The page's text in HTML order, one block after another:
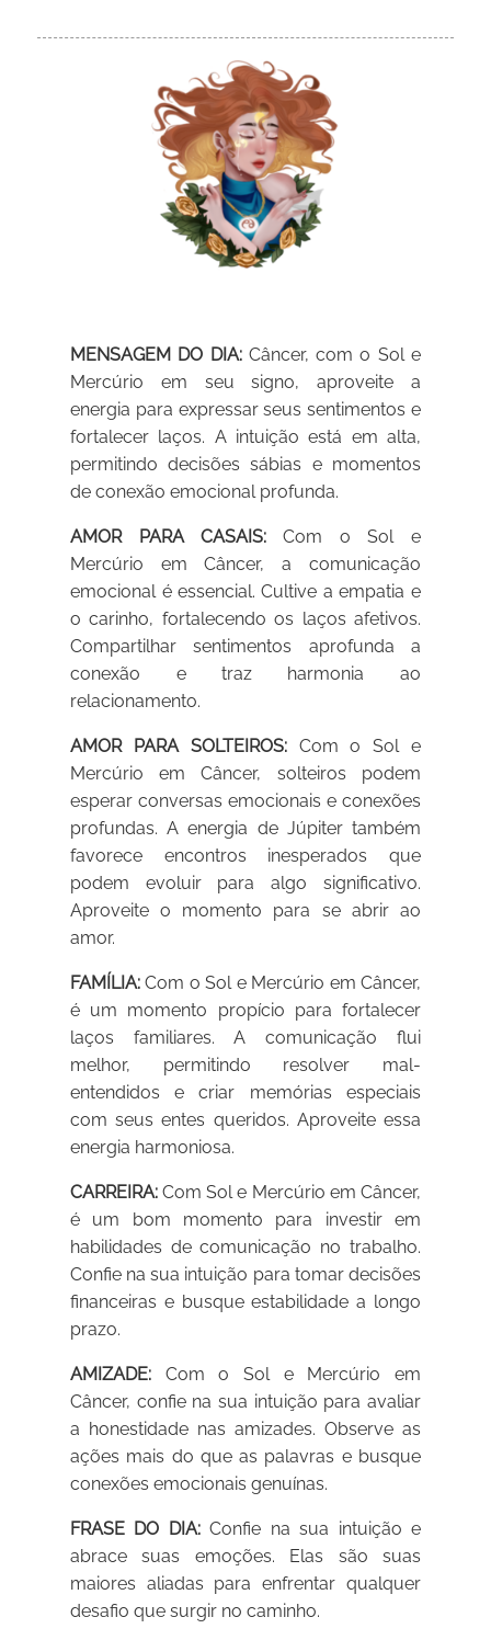
MENSAGEM DO DIA:Câncer, com o Sol e
Mercúrio em seu signo, aproveite a
energia para expressar seus sentimentos e
fortalecer laços. A intuição está em alta,
permitindo decisões sábias e momentos
de conexão emocional profunda.
AMOR PARA CASAIS: Com o Sol e
Mercúrio em Câncer, a comunicação
emocional é essencial. Cultive a empatia e
o carinho, fortalecendo os laços afetivos.
Compartilhar sentimentos aprofunda a
conexão e traz harmonia ao
relacionamento.
AMOR PARA SOLTEIROS:Com o Sol e
Mercúrio em Câncer, solteiros podem
esperar conversas emocionais e conexões
profundas. A energia de Júpiter também
favorece encontros inesperados que
podem evoluir para algo significativo.
Aproveite o momento para se abrir ao
amor.
FAMÍLIA: Com o Sol e Mercúrio em Câncer,
é um momento propício para fortalecer
laços familiares. A comunicação flui
melhor, permitindo resolver mal-
entendidos e criar memórias especiais
com seus entes queridos. Aproveite essa
energia harmoniosa.
CARREIRA: Com Sol e Mercúrio em Câncer,
é um bom momento para investir em
habilidades de comunicação no trabalho.
Confie na sua intuição para tomar decisões
financeiras e busque estabilidade a longo
prazo.
AMIZADE: Com o Sol e Mercúrio em
Câncer, confie na sua intuição para avaliar
a honestidade nas amizades. Observe as
ações mais do que as palavras e busque
conexões emocionais genuínas.
FRASE DO DIA:Confie na sua intuição e
abrace suas emoções. Elas são suas
maiores aliadas para enfrentar qualquer
desafio que surgir no caminho.